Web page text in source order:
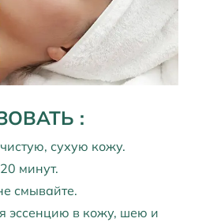
:
сухую кожу.
минут.
смывайте.
эссенцию в кожу, шею и